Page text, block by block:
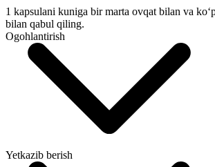
1 kapsulani kuniga bir marta ovqat bilan va
bilan qabul qiling.
Ogohlantirish
Yetkazib berish